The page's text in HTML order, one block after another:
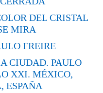
DEL CRISTAL
MIRA
FREIRE
CIUDAD. PAULO
XXI. MÉXICO,
ESPAÑA